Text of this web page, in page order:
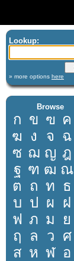
Lookup:
» more options here
Browse
ก ข ฃ ค
ฆ ง จ ฉ
ซ ฌ ญ ฎ
ฐ ฑ ฒ ณ
ต ถ ท ธ
บ ป ผ ฝ
ฟ ภ ม ย
ฤ
ล ว ศ
ส ห ฬ อ